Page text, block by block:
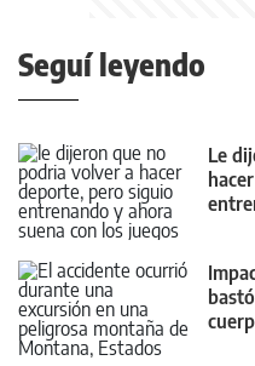
Seguí leyendo
Le